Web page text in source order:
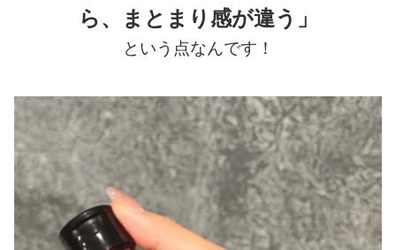
ら、まとまり感が違う」
という点なんです！